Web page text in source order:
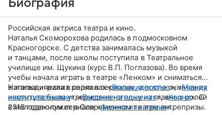
Биография
Российская актриса театра и кино.
Наталья Скоморохова родилась в подмосковном
Красногорске. С детства занималась музыкой
и танцами, после школы поступила в Театральное
училище им. Щукина (курс В.П. Поглазова). Во время
учебы начала играть в театре «Ленком» и сниматься
в эпизодических ролях в сериалах, а после окончания
института была утверждена на одну из главных ролей
в молодежном сериале «Физика или химия».
Наталья играла в сериалах «Восьмидесятые», «Между
нами, девочками», «Высокие отношения», «Корни». С
2018 года служит в Современном театре антрепризы.